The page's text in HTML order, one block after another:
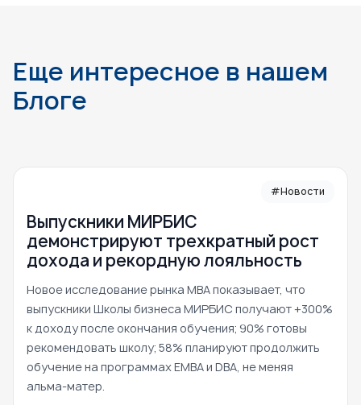
Еще интересное в нашем
Блоге
#Новости
Выпускники МИРБИС
демонстрируют трехкратный рост
дохода и рекордную лояльность
Новое исследование рынка MBA показывает, что
выпускники Школы бизнеса МИРБИС получают +300%
к доходу после окончания обучения; 90% готовы
рекомендовать школу; 58% планируют продолжить
обучение на программах EMBA и DBA, не меняя
альма-матер.